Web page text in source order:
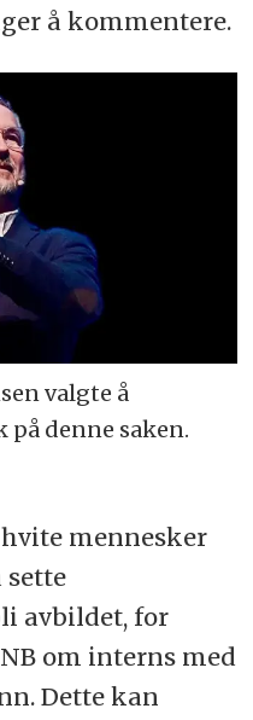
å kommentere.
valgte å
på denne saken.
mennesker
sette
avbildet, for
om interns med
Dette kan